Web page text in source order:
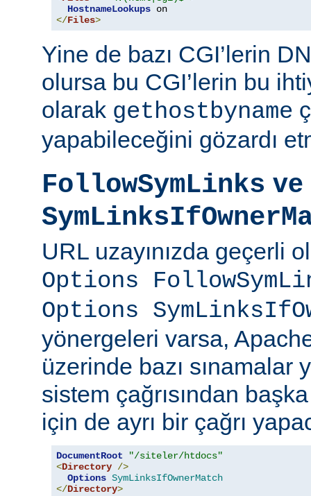
HostnameLookups
</Files>
Yine de bazı CGI’lerin
olursa bu CGI’lerin bu
olarak gethostbyname
yapabileceğini gözardı
FollowSymLinks ve
URL uzayınızda geçerli
Options
Options
yönergeleri varsa,
üzerinde bazı sınamalar
sistem çağrısından
için de ayrı bir çağrı
DocumentRoot
"/siteler/htdocs"
<Directory />
Options SymLinksIfOwnerMatch
</Directory>